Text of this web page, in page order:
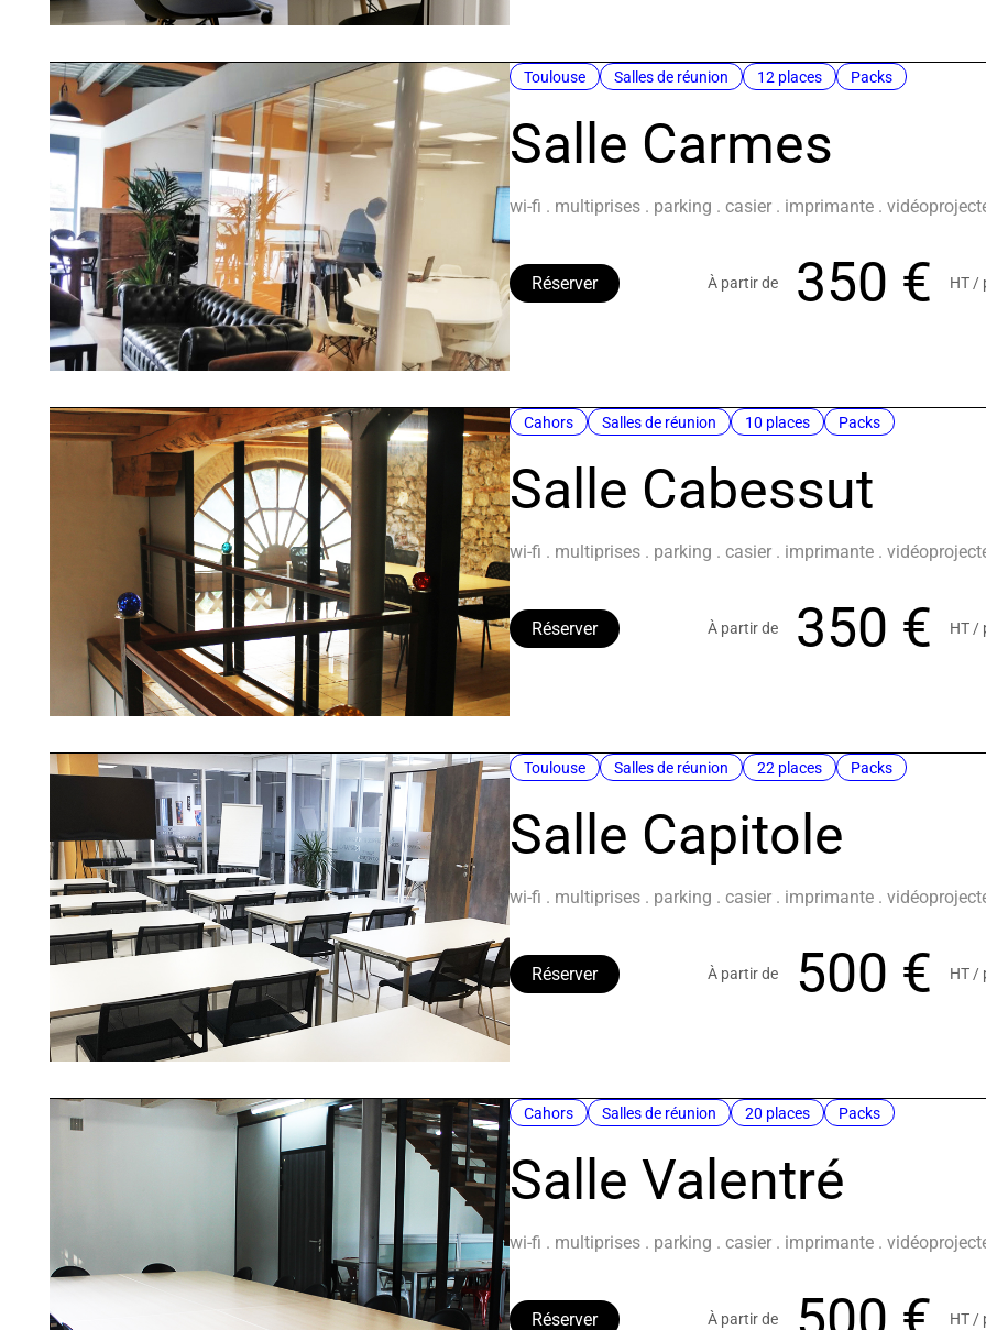
Toulouse Salles de réunion 12 places Packs
Salle Carmes
wi-fi . multiprises . parking . casier . imprimante .
À partir de 350 € HT /
Réserver
Cahors Salles de réunion 10 places Packs
Salle Cabessut
wi-fi . multiprises . parking . casier . imprimante .
À partir de 350 € HT /
Réserver
Toulouse Salles de réunion 22 places Packs
Salle Capitole
wi-fi . multiprises . parking . casier . imprimante .
À partir de 500 € HT /
Réserver
Cahors Salles de réunion 20 places Packs
Salle Valentré
wi-fi . multiprises . parking . casier . imprimante .
À partir de HT /
Réserver